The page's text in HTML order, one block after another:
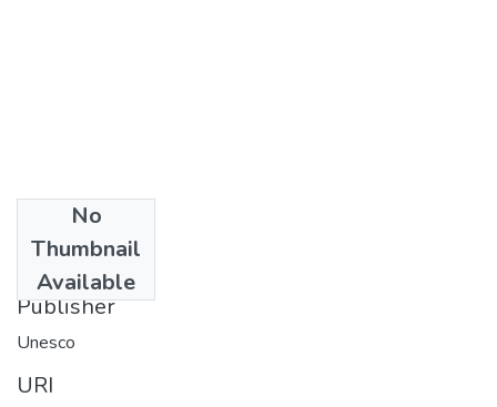
No
Thumbnail
Available
1970
Publisher
Unesco
URI